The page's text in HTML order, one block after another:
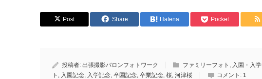
Post Share Hatena Pocket
投稿者: 出張撮影バロンフォトワーク ファミリーフォト 入園・入学
ト
入園記念 入学記念 卒園記念 卒業記念 桜 河津桜 コメント: 1